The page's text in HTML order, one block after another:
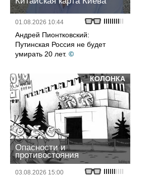
01.08.2026 10:44
Андрей Пионтковский:
Путинская Россия не будет
умирать 20 лет. ©
КОЛОНКА
Опасности и
противостояния
03.08.2026 15:00